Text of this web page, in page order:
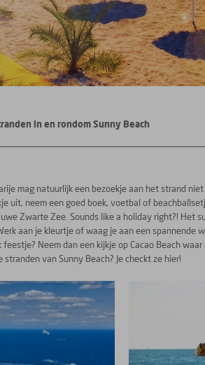
in en rondom Sunny Beach
mag natuurlijk een bezoekje aan het strand
uit, neem een goed boek, voetbal of
Zwarte Zee. Sounds like a holiday right?! Het
aan je kleurtje of waag je aan een spannende
Neem dan een kijkje op Cacao Beach
van Sunny Beach? Je checkt ze hier!